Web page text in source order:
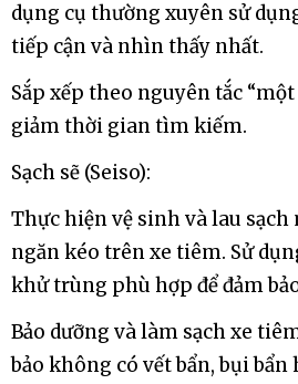
dụng cụ thường xuyên sử
tiếp cận và nhìn thấy nhất.
Sắp xếp theo nguyên tắc
giảm thời gian tìm kiếm.
Sạch sẽ (Seiso):
Thực hiện vệ sinh và lau sạch
ngăn kéo trên xe tiêm. Sử
khử trùng phù hợp để đảm
Bảo dưỡng và làm sạch xe
bảo không có vết bẩn, bụi